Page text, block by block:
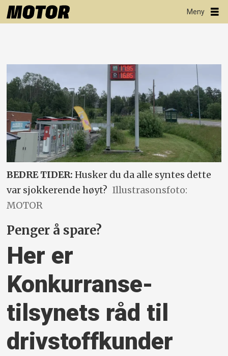
BEDRE TIDER:Husker du da alle syntes dette
var sjokkerende høyt? Illustrasonsfoto:
MOTOR
Penger å spare?
Her er
Konkurranse­
tilsynets råd til
drivstoff­kunder